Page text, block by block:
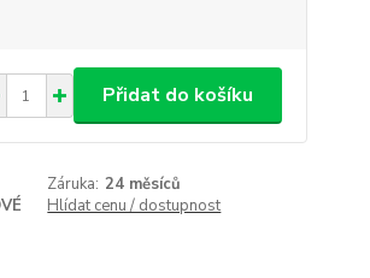
Přidat do košíku
Záruka: 24 měsíců
Hlídat cenu / dostupnost